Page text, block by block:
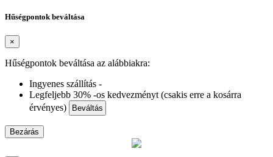
Hűségpontok beváltása
×
Hűségpontok beváltása az alábbiakra:
Ingyenes szállítás -
Legfeljebb 30% -os kedvezményt (csakis erre a kosárra
érvényes)
Beváltás
Bezárás